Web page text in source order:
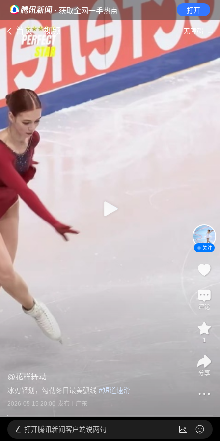
· 获取全网一手热点 打开
首页 视频 无障碍
@花样舞动
冰刃轻划，勾勒冬日最美弧线 #短道速滑
2026-05-15 20:00 发布于广东
关注
评论
1
分享
打开腾讯新闻客户端说两句